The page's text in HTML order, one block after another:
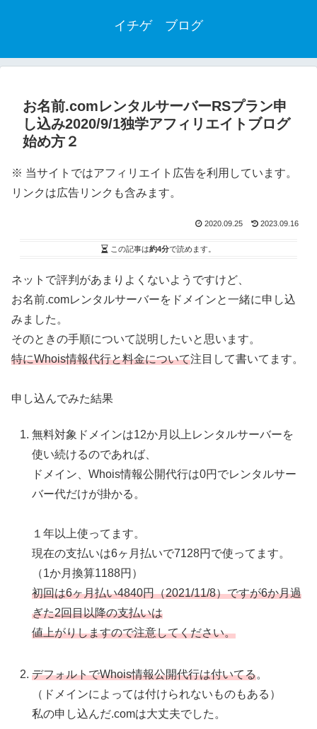
イチゲ ブログ
お名前.comレンタルサーバーRSプラン申
し込み2020/9/1独学アフィリエイトブログ
始め方２
※ 当サイトではアフィリエイト広告を利用しています。
リンクは広告リンクも含みます。
2020.09.25 2023.09.16
この記事は約4分で読めます。
ネットで評判があまりよくないようですけど、
お名前.comレンタルサーバーをドメインと一緒に申し込
みました。
そのときの手順について説明したいと思います。
特にWhois情報代行と料金について注目して書いてます。
申し込んでみた結果
無料対象ドメインは12か月以上レンタルサーバーを
使い続けるのであれば、
ドメイン、Whois情報公開代行は0円でレンタルサー
バー代だけが掛かる。
１年以上使ってます。
現在の支払いは6ヶ月払いで7128円で使ってます。
（1か月換算1188円）
初回は6ヶ月払い4840円（2021/11/8）ですが6か月過
ぎた2回目以降の支払いは
値上がりしますので注意してください。
デフォルトでWhois情報公開代行は付いてる。
（ドメインによっては付けられないものもある）
私の申し込んだ.comは大丈夫でした。